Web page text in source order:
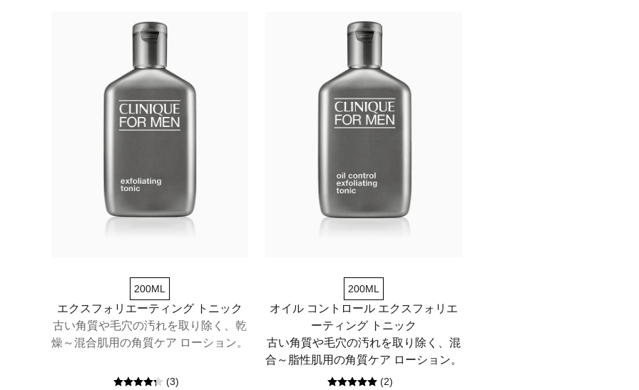
200ML
エクスフォリエーティング トニック
古い角質や毛穴の汚れを取り除く、乾
燥～混合肌用の角質ケア ローション。
(3)
200ML
オイル コントロール エクスフォリエ
ーティング トニック
古い角質や毛穴の汚れを取り除く、混
合～脂性肌用の角質ケア ローション。
(2)